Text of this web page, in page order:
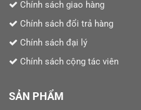
Chính sách giao hàng
Chính sách đổi trả hàng
Chính sách đại lý
Chính sách cộng tác viên
SẢN PHẨM